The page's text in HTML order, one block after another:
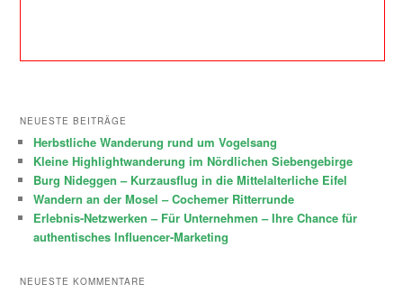
NEUESTE BEITRÄGE
Herbstliche Wanderung rund um Vogelsang
Kleine Highlightwanderung im Nördlichen Siebengebirge
Burg Nideggen – Kurzausflug in die Mittelalterliche Eifel
Wandern an der Mosel – Cochemer Ritterrunde
Erlebnis-Netzwerken – Für Unternehmen – Ihre Chance für
authentisches Influencer-Marketing
NEUESTE KOMMENTARE